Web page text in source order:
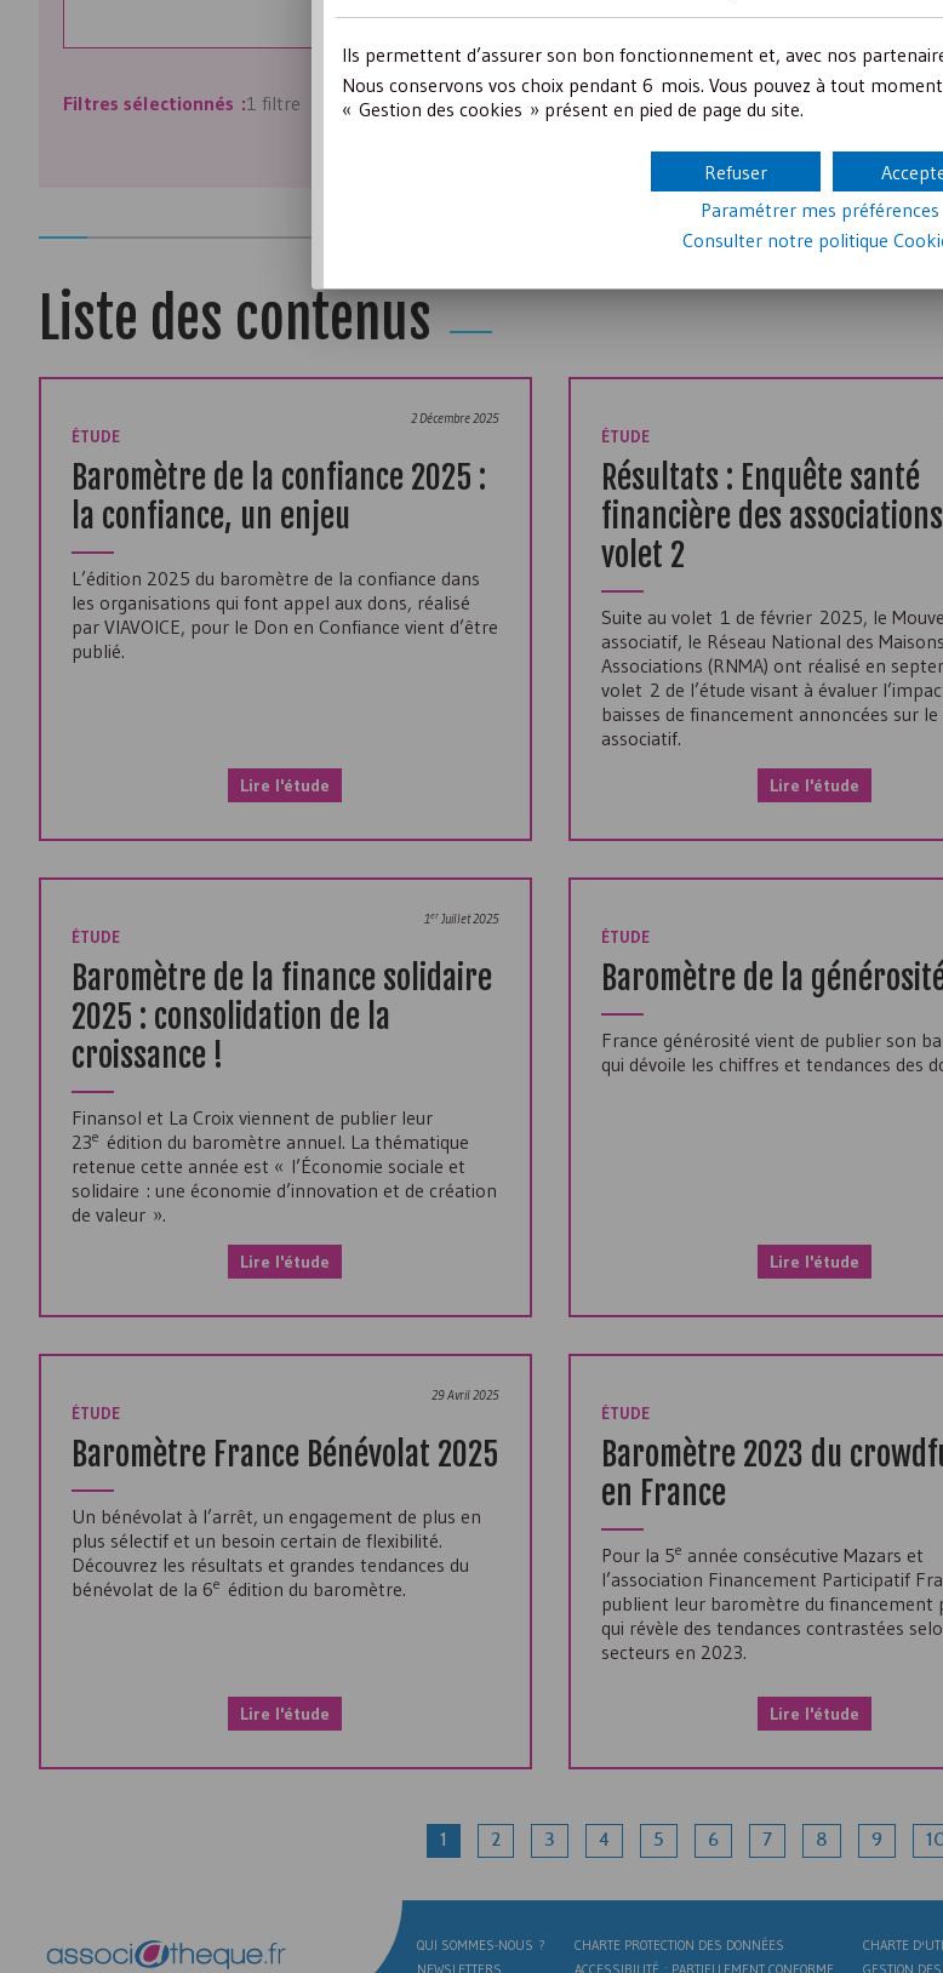
Filtres sélectionnés :1 filtre
Filtrer
Réinitialiser
Liste des contenus
2 Décembre 2025
ÉTUDE
Baromètre de la confiance 2025 :
la confiance, un enjeu
L’édition 2025 du baromètre de la confiance dans
les organisations qui font appel aux dons, réalisé
par VIAVOICE, pour le Don en Confiance vient d’être
publié.
Lire l'étude
ÉTUDE
Résultats : Enquête santé
financière des
volet 2
Suite au volet 1 de février 2025, le
associatif, le Réseau National des
Associations (RNMA) ont réalisé en
volet 2 de l’étude visant à évaluer
baisses de financement annoncées sur
associatif.
Lire l'étude
1erJuillet 2025
ÉTUDE
Baromètre de la finance solidaire
2025 : consolidation de la
croissance !
Finansol et La Croix viennent de publier leur
23e édition du baromètre annuel. La thématique
retenue cette année est « l’Économie sociale et
solidaire : une économie d’innovation et de création
de valeur ».
Lire l'étude
ÉTUDE
Baromètre de la
France générosité vient de publier son
qui dévoile les chiffres et tendances des
Lire l'étude
29 Avril 2025
ÉTUDE
Baromètre France Bénévolat 2025
Un bénévolat à l’arrêt, un engagement de plus en
plus sélectif et un besoin certain de flexibilité.
Découvrez les résultats et grandes tendances du
bénévolat de la 6e édition du baromètre.
Lire l'étude
ÉTUDE
Baromètre 2023 du
en France
Pour la 5e année consécutive Mazars et
l’association Financement Participatif
publient leur baromètre du financement
qui révèle des tendances contrastées
secteurs en 2023.
Lire l'étude
1 2 3 4 5 6 7 8 9
QUI SOMMES-NOUS ?
NEWSLETTERS
CHARTE PROTECTION DES DONNÉES
ACCESSIBILITÉ : PARTIELLEMENT CONFORME
CHARTE
GESTION DES
Ils permettent d’assurer son bon fonctionnement et, avec nos
Nous conservons vos choix pendant 6 mois. Vous pouvez à tout
« Gestion des cookies » présent en pied de page du site.
Refuser
Paramétrer mes préférences
Consulter notre politique